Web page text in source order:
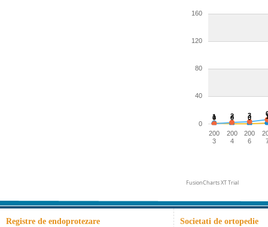
0
40
80
120
160
200
3
200
4
200
6
1 0 0
0 2 3
FusionCharts XT Trial
Registre de endoprotezare Societati de ortopedie